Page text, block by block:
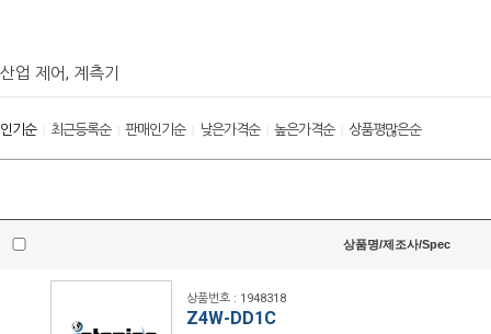
산업 제어, 계측기
인기순| 최근등록순| 판매인기순| 낮은가격순| 높은가격순| 상품평많은순
상품명/제조사/Spec
상품번호 : 1948318
Z4W-DD1C